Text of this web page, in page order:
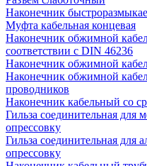
Наконечник
Муфта кабельная концевая
Наконечник обжимной
соответствии с DIN 46236
Наконечник обжимной
Наконечник обжимной
проводников
Наконечник кабельный со
Гильза соединительная для
опрессовку
Гильза соединительная
опрессовку